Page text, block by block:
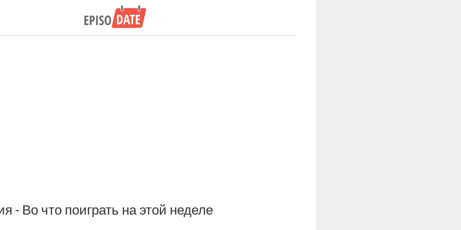
- Во что поиграть на этой неделе